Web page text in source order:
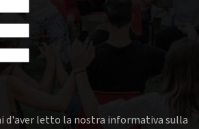
d'aver letto la nostra informativa sulla